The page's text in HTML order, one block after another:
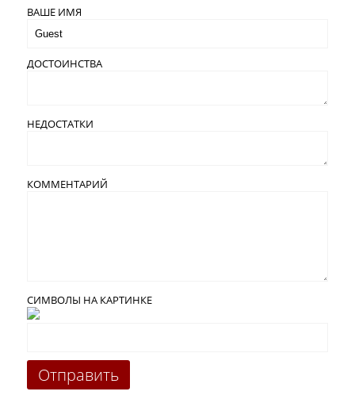
ВАШЕ ИМЯ
ДОСТОИНСТВА
НЕДОСТАТКИ
КОММЕНТАРИЙ
СИМВОЛЫ НА КАРТИНКЕ